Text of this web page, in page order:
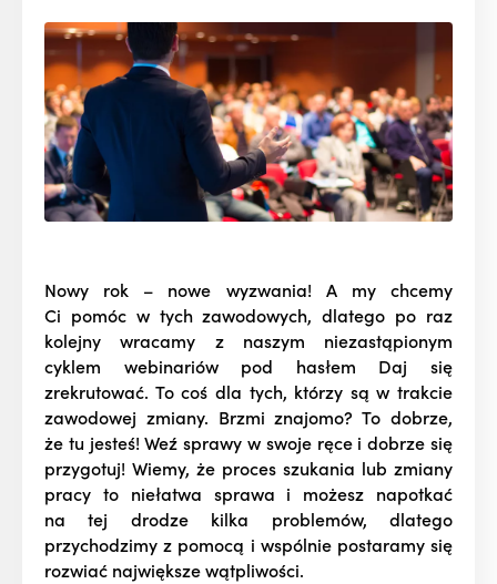
Nowy rok – nowe wyzwania! A my chcemy
Ci pomóc w tych zawodowych, dlatego po raz
kolejny wracamy z naszym niezastąpionym
cyklem webinariów pod hasłem Daj się
zrekrutować. To coś dla tych, którzy są w trakcie
zawodowej zmiany. Brzmi znajomo? To dobrze,
że tu jesteś! Weź sprawy w swoje ręce i dobrze się
przygotuj! Wiemy, że proces szukania lub zmiany
pracy to niełatwa sprawa i możesz napotkać
na tej drodze kilka problemów, dlatego
przychodzimy z pomocą i wspólnie postaramy się
rozwiać największe wątpliwości.